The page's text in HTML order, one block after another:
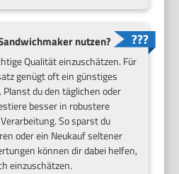
nutzen?
Qualität einzuschätzen. Für
genügt oft ein günstiges
du den täglichen oder
besser in robustere
So sparst du
oder ein Neukauf seltener
können dir dabei helfen,
einzuschätzen.